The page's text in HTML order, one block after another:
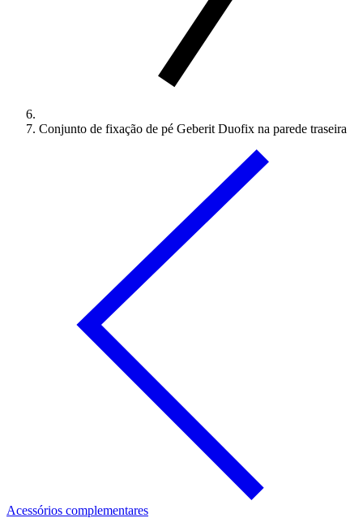
Conjunto de fixação de pé Geberit Duofix na parede traseira
Acessórios complementares